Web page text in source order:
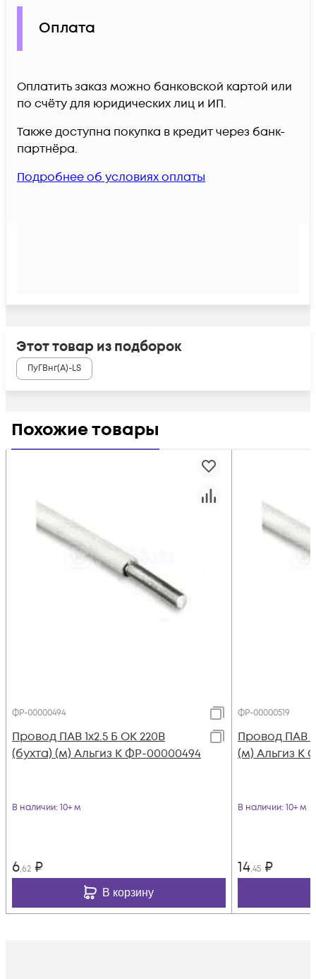
Оплата
Оплатить заказ можно банковской картой или
по счёту для юридических лиц и ИП.
Также доступна покупка в кредит через банк-
партнёра.
Подробнее об условиях оплаты
Этот товар из подборок
ПуГВнг(А)-LS
Похожие товары
ФР-00000494
Провод ПАВ 1х2.5 Б ОК 220В
(бухта) (м) Альгиз К ФР-00000494
В наличии: 10+ м
6,62 ₽
В корзину
ФР-00000519
Провод ПАВ
(м) Альгиз К
В наличии: 10+ м
14,45 ₽